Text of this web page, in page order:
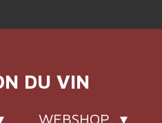
DU VIN
WEBSHOP